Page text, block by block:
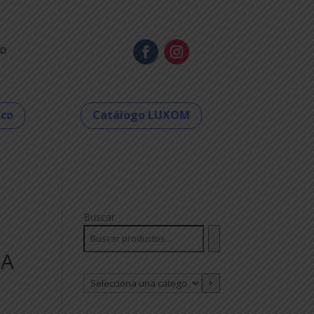
Catálogo LUXOM
Buscar
Selecciona
una